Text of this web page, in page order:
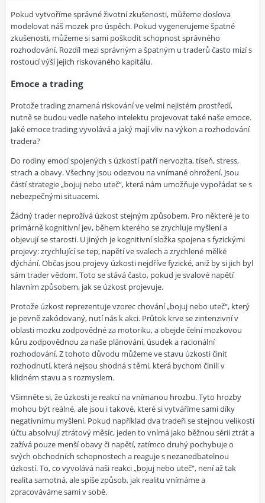
Pokud vytvoříme správné životní zkušenosti, můžeme doslova
modelovat náš mozek pro úspěch. Pokud vygenerujeme špatné
zkušenosti, můžeme si sami poškodit schopnost správného
rozhodování. Rozdíl mezi správným a špatným u traderů často mizí s
rostoucí výší jejich riskovaného kapitálu.
Emoce a trading
Protože trading znamená riskování ve velmi nejistém prostředí,
nutně se budou vedle našeho intelektu projevovat také naše emoce.
Jaké emoce trading vyvolává a jaký mají vliv na výkon a rozhodování
tradera?
Do rodiny emocí spojených s úzkostí patří nervozita, tíseň, stress,
strach a obavy. Všechny jsou odezvou na vnímané ohrožení. Jsou
částí strategie „bojuj nebo uteč“, která nám umožňuje vypořádat se s
nebezpečnými situacemi.
Žádný trader neprožívá úzkost stejným způsobem. Pro některé je to
primárně kognitivní jev, během kterého se zrychluje myšlení a
objevují se starosti. U jiných je kognitivní složka spojena s fyzickými
projevy: zrychlující se tep, napětí ve svalech a zrychlené mělké
dýchání. Občas jsou projevy úzkosti nejdříve fyzické, aniž by si jich byl
sám trader vědom. Toto se stává často, pokud je svalové napětí
hlavním způsobem, jak se úzkost projevuje.
Protože úzkost reprezentuje vzorec chování „bojuj nebo uteč“, který
je pevně zakódovaný, nutí nás k akci. Průtok krve se zintenzivní v
oblasti mozku zodpovědné za motoriku, a obejde čelní mozkovou
kůru zodpovědnou za naše plánování, úsudek a racionální
rozhodování. Z tohoto důvodu můžeme ve stavu úzkosti činit
rozhodnutí, která nejsou shodná s těmi, která bychom činili v
klidném stavu a s rozmyslem.
Všimněte si, že úzkosti je reakcí na vnímanou hrozbu. Tyto hrozby
mohou být reálné, ale jsou i takové, které si vytváříme sami díky
negativnímu myšlení. Pokud například dva tradeři se stejnou velikostí
účtu absolvují ztrátový měsíc, jeden to vnímá jako běžnou sérii ztrát a
zažívá pouze menší obavy či napětí, zatímco druhý pochybuje o
svých obchodních schopnostech a reaguje s nezanedbatelnou
úzkostí. To, co vyvolává naši reakci „bojuj nebo uteč“, není až tak
realita samotná, ale spíše způsob, jak realitu vnímáme a
zpracováváme sami v sobě.